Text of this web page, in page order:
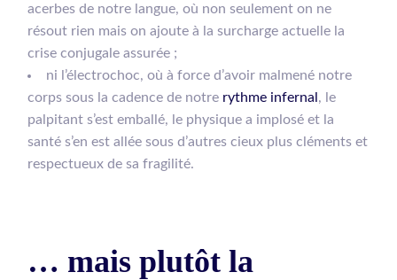
acerbes de notre langue, où non seulement on ne
résout rien mais on ajoute à la surcharge actuelle la
crise conjugale assurée ;
ni l’électrochoc, où à force d’avoir malmené notre
corps sous la cadence de notre rythme infernal , le
palpitant s’est emballé, le physique a implosé et la
santé s’en est allée sous d’autres cieux plus cléments et
respectueux de sa fragilité.
… mais plutôt la